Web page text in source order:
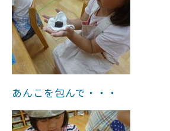
あんこを包んで・・・